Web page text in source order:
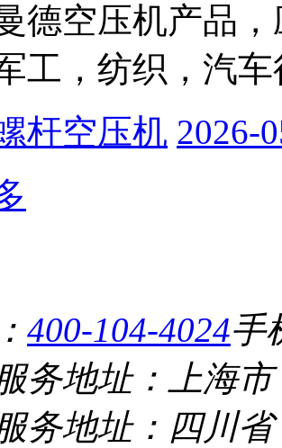
德空压机产品
工，纺织，汽
杆空压机 2026-
400-104-4024手
务地址：上海
务地址：四川